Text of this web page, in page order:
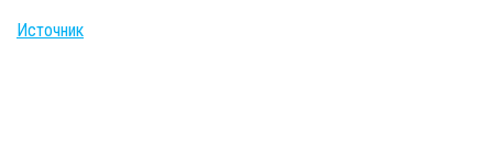
Источник